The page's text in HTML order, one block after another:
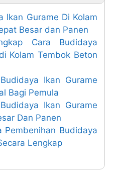
Ikan Gurame Di Kolam
Besar dan Panen
Cara Budidaya
Kolam Tembok Beton
Ikan Gurame
Bagi Pemula
Ikan Gurame
Dan Panen
Pembenihan Budidaya
Lengkap